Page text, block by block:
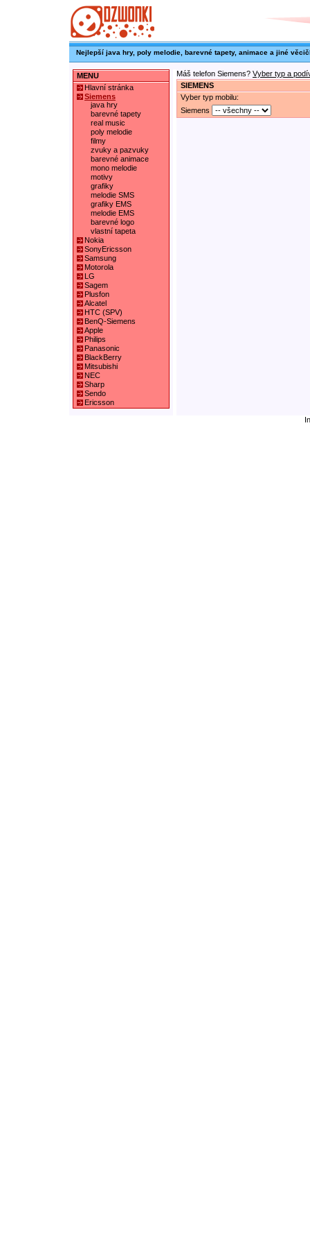
Nejlepší java hry, poly melodie, barevné tapety, animace a jiné
MENU
Hlavní stránka
Siemens
java hry
barevné tapety
real music
poly melodie
filmy
zvuky a pazvuky
barevné animace
mono melodie
motivy
grafiky
melodie SMS
grafiky EMS
melodie EMS
barevné logo
vlastní tapeta
Nokia
SonyEricsson
Samsung
Motorola
LG
Sagem
Plusfon
Alcatel
HTC (SPV)
BenQ-Siemens
Apple
Philips
Panasonic
BlackBerry
Mitsubishi
NEC
Sharp
Sendo
Ericsson
Máš telefon Siemens? Vyber typ a
SIEMENS
Vyber typ mobilu:
Siemens